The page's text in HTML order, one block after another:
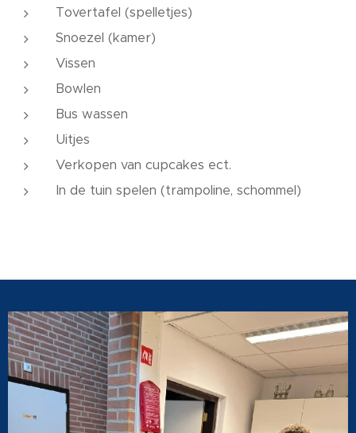
Tovertafel (spelletjes)
Snoezel (kamer)
Vissen
Bowlen
Bus wassen
Uitjes
Verkopen van cupcakes ect.
In de tuin spelen (trampoline, schommel)